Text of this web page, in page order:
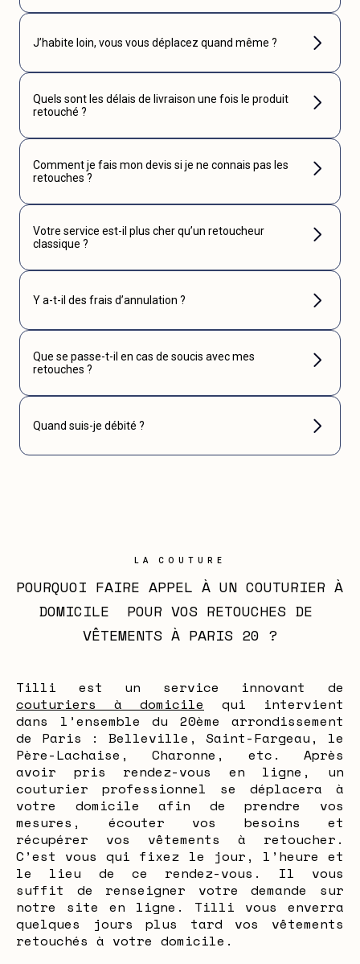
J’habite loin, vous vous déplacez quand même ?
Quels sont les délais de livraison une fois le produit
retouché ?
Comment je fais mon devis si je ne connais pas les
retouches ?
Votre service est-il plus cher qu’un retoucheur
classique ?
Y a-t-il des frais d’annulation ?
Que se passe-t-il en cas de soucis avec mes
retouches ?
Quand suis-je débité ?
LA COUTURE
POURQUOI FAIRE APPEL À UN COUTURIER À
DOMICILE  POUR VOS RETOUCHES DE
VÊTEMENTS À PARIS 20 ?
Tilli est un service innovant de
couturiers à domicile qui intervient
dans l’ensemble du 20ème arrondissement
de Paris : Belleville, Saint-Fargeau, le
Père-Lachaise, Charonne, etc. Après
avoir pris rendez-vous en ligne, un
couturier professionnel se déplacera à
votre domicile afin de prendre vos
mesures, écouter vos besoins et
récupérer vos vêtements à retoucher.
C’est vous qui fixez le jour, l’heure et
le lieu de ce rendez-vous. Il vous
suffit de renseigner votre demande sur
notre site en ligne. Tilli vous enverra
quelques jours plus tard vos vêtements
retouchés à votre domicile.